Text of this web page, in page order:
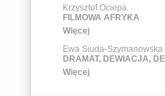
Krzysztof Ociepa
FILMOWA AFRYKA
Więcej
Ewa Siuda-Szymanowska
DRAMAT, DEWIACJA,
Więcej